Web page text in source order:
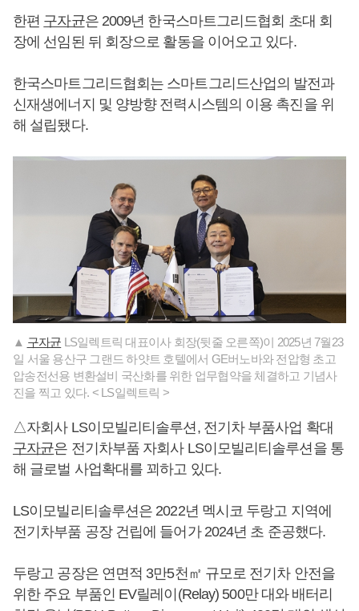
한편 구자균은 2009년 한국스마트그리드협회 초대 회
장에 선임된 뒤 회장으로 활동을 이어오고 있다.
한국스마트그리드협회는 스마트그리드산업의 발전과
신재생에너지 및 양방향 전력시스템의 이용 촉진을 위
해 설립됐다.
▲ 구자균 LS일렉트릭 대표이사 회장(뒷줄 오른쪽)이 2025년 7월23
일 서울 용산구 그랜드 하얏트 호텔에서 GE버노바와 전압형 초고
압송전선용 변환설비 국산화를 위한 업무협약을 체결하고 기념사
진을 찍고 있다. < LS일렉트릭 >
△자회사 LS이모빌리티솔루션, 전기차 부품사업 확대
구자균은 전기차부품 자회사 LS이모빌리티솔루션을 통
해 글로벌 사업확대를 꾀하고 있다.
LS이모빌리티솔루션은 2022년 멕시코 두랑고 지역에
전기차부품 공장 건립에 들어가 2024년 초 준공했다.
두랑고 공장은 연면적 3만5천㎡ 규모로 전기차 안전을
위한 주요 부품인 EV릴레이(Relay) 500만 대와 배터리